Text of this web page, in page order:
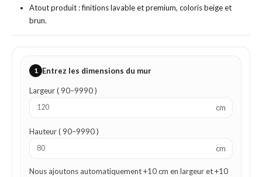
Atout produit : finitions lavable et premium, coloris beige et
brun.
1 Entrez les dimensions du mur
Largeur ( 90–9990 )
cm
Hauteur ( 90–9990 )
cm
Nous ajoutons automatiquement +10 cm en largeur et +10